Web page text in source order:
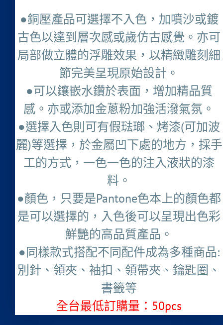
●銅壓產品可選擇不入色，加噴沙或鍍
古色以達到層次感或歲仿古感覺。亦可
局部做立體的浮雕效果，以精緻雕刻細
節完美呈現原始設計。
●可以鑲嵌水鑽於表面，增加精品質
感。亦或添加金蔥粉加強活潑氣氛。
●選擇入色則可有假琺瑯、烤漆(可加波
麗)等選擇，於金屬凹下處的地方，採手
工的方式，一色一色的注入液狀的漆
料。
●顏色，只要是Pantone色本上的顏色都
是可以選擇的，入色後可以呈現出色彩
鮮艷的高品質產品。
●同樣款式搭配不同配件成為多種商品:
別針、領夾、袖扣、領帶夾、鑰匙圈、
書籤等
全台最低訂購量：50pcs